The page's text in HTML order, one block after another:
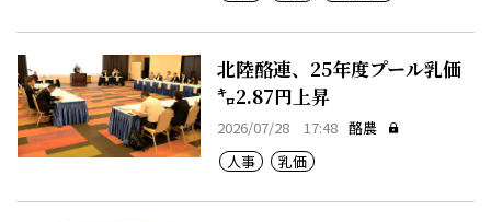
北陸酪連、25年度プール乳価
㌔2.87円上昇
2026/07/28 17:48 酪農
人事
乳価